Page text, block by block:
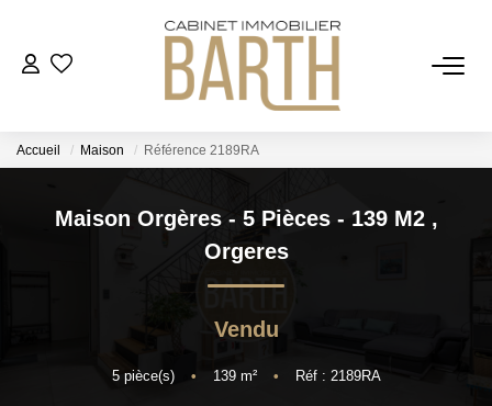
ESTIMER
VENDRE
AGENCE
Accueil Maison Référence 2189RA
Maison Orgères - 5 Pièces - 139 M2 ,
Orgeres
Vendu
5pièce(s) • 139m² • Réf : 2189RA